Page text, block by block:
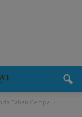
Tahan Gempa